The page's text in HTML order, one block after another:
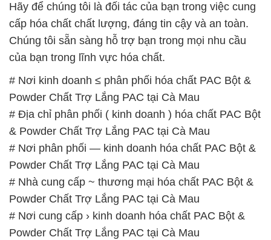
Hãy để chúng tôi là đối tác của bạn trong việc cung
cấp hóa chất chất lượng, đáng tin cậy và an toàn.
Chúng tôi sẵn sàng hỗ trợ bạn trong mọi nhu cầu
của bạn trong lĩnh vực hóa chất.
# Nơi kinh doanh ≤ phân phối hóa chất PAC Bột &
Powder Chất Trợ Lắng PAC tại Cà Mau
# Địa chỉ phân phối ( kinh doanh ) hóa chất PAC Bột
& Powder Chất Trợ Lắng PAC tại Cà Mau
# Nơi phân phối — kinh doanh hóa chất PAC Bột &
Powder Chất Trợ Lắng PAC tại Cà Mau
# Nhà cung cấp ~ thương mại hóa chất PAC Bột &
Powder Chất Trợ Lắng PAC tại Cà Mau
# Nơi cung cấp › kinh doanh hóa chất PAC Bột &
Powder Chất Trợ Lắng PAC tại Cà Mau